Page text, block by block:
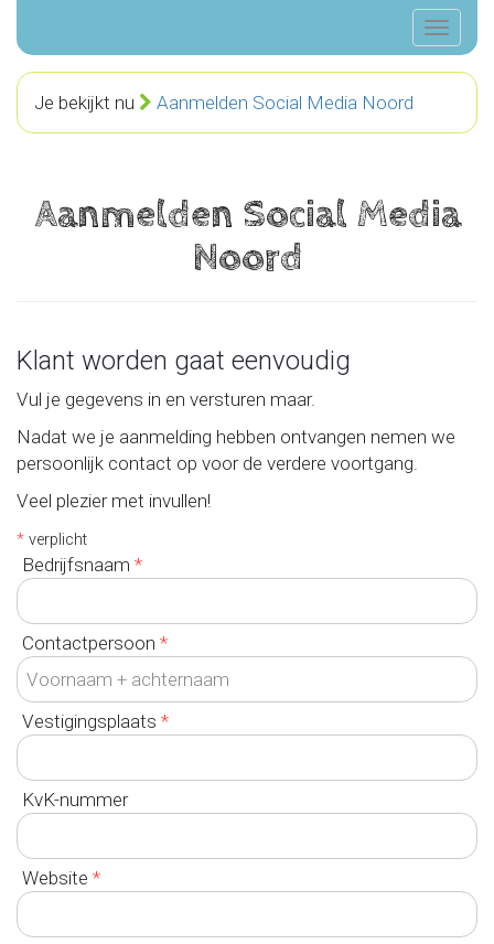
Je bekijkt nu Aanmelden Social Media Noord
Aanmelden Social Media
Noord
Klant worden gaat eenvoudig
Vul je gegevens in en versturen maar.
Nadat we je aanmelding hebben ontvangen nemen we
persoonlijk contact op voor de verdere voortgang.
Veel plezier met invullen!
* verplicht
Bedrijfsnaam *
Contactpersoon *
Vestigingsplaats *
KvK-nummer
Website *